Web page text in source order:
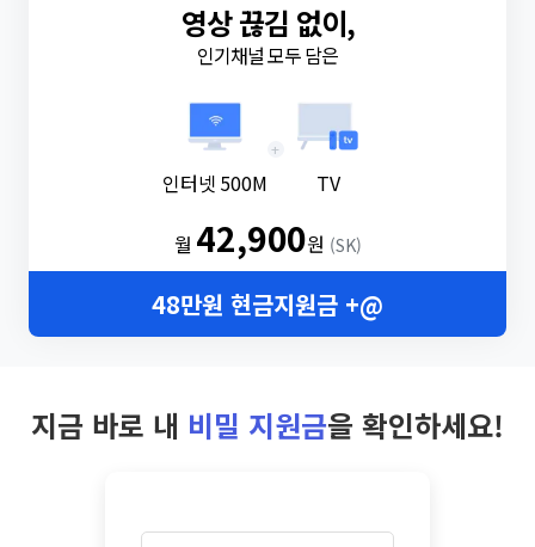
영상 끊김 없이,
인기채널 모두 담은
인터넷 500M
+
TV
월 42,900원 (SK)
48만원 현금지원금 +@
지금 바로 내 비밀 지원금을 확인하세요!